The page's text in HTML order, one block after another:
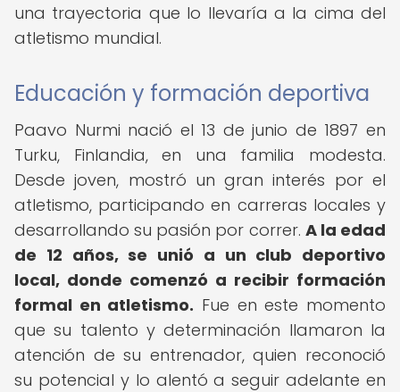
una trayectoria que lo llevaría a la cima del
atletismo mundial.
Educación y formación deportiva
Paavo Nurmi nació el 13 de junio de 1897 en
Turku, Finlandia, en una familia modesta.
Desde joven, mostró un gran interés por el
atletismo, participando en carreras locales y
desarrollando su pasión por correr. A la edad
de 12 años, se unió a un club deportivo
local, donde comenzó a recibir formación
formal en atletismo. Fue en este momento
que su talento y determinación llamaron la
atención de su entrenador, quien reconoció
su potencial y lo alentó a seguir adelante en